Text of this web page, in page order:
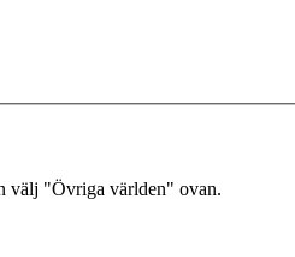
välj "Övriga världen" ovan.